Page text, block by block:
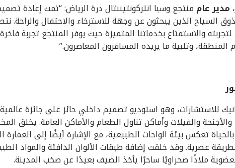
، مدير عام منتجع وسبا انتركونتيننتال درة الرياض: “تمت إعادة
السياح الذين يبحثون عن وجهة للاسترخاء والاحتفال والراحة.
والاستمتاع بخدماتنا المتميزة حيث يوفر المنتجع تجربة
وتلبية ما يريده المسافرون المعاصرون.”
للاستشارات، وهو استوديو تصميم داخلي حائز على جائزة
والفيلات وأماكن تناول الطعام والأماكن العامة. يخلق
تعكس بيئة الواحات الطبيعية، مع الإشارة أيضًا إلى العمارة
بطريقة عصرية. وقد خلقت إضافة طبقات الألوان الدافئة والمواد
ملاذًا صحراويًا ساحرًا يأخذ الضيف بعيدًا عن صخب المدينة.